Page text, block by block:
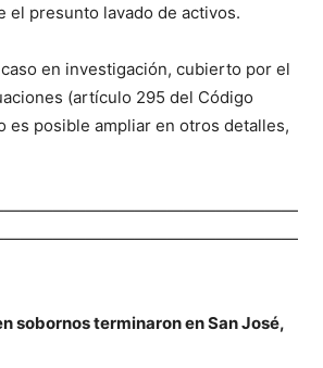
el presunto lavado de activos.
en investigación, cubierto por el
(artículo 295 del Código
es posible ampliar en otros detalles,
sobornos terminaron en San José,